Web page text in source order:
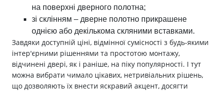
на поверхні дверного полотна;
зі склінням – дверне полотно прикрашене
однією або декількома скляними вставками.
Завдяки доступній ціні, відмінної сумісності з будь-якими
інтер'єрними рішеннями та простотою монтажу,
відчинені двері, як і раніше, на піку популярності. І тут
можна вибрати чимало цікавих, нетривіальних рішень,
що дозволяють їх внести яскравий акцент, досягти